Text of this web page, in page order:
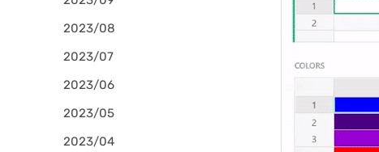
2023/08
2023/07
2023/06
2023/05
2023/04